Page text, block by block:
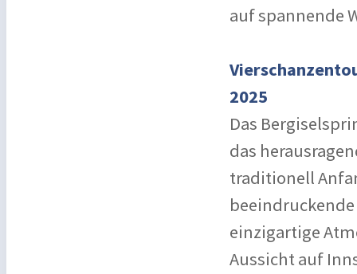
auf spannende
2025
Das
das
traditionell
einzigartige
Aussicht auf